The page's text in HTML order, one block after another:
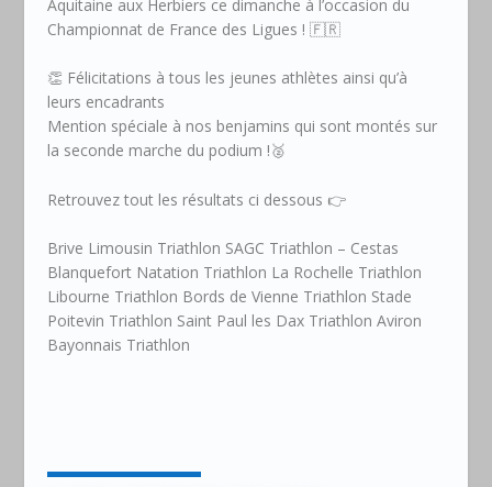
Aquitaine aux Herbiers ce dimanche à l’occasion du
Championnat de France des Ligues ! 🇫🇷
👏 Félicitations à tous les jeunes athlètes ainsi qu’à
leurs encadrants
Mention spéciale à nos benjamins qui sont montés sur
la seconde marche du podium !🥈
Retrouvez tout les résultats ci dessous 👉
Brive Limousin Triathlon SAGC Triathlon – Cestas
Blanquefort Natation Triathlon La Rochelle Triathlon
Libourne Triathlon Bords de Vienne Triathlon Stade
Poitevin Triathlon Saint Paul les Dax Triathlon Aviron
Bayonnais Triathlon